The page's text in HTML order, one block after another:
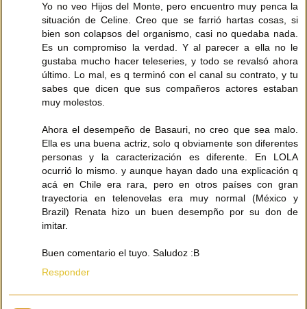
Yo no veo Hijos del Monte, pero encuentro muy penca la
situación de Celine. Creo que se farrió hartas cosas, si
bien son colapsos del organismo, casi no quedaba nada.
Es un compromiso la verdad. Y al parecer a ella no le
gustaba mucho hacer teleseries, y todo se revalsó ahora
último. Lo mal, es q terminó con el canal su contrato, y tu
sabes que dicen que sus compañeros actores estaban
muy molestos.
Ahora el desempeño de Basauri, no creo que sea malo.
Ella es una buena actriz, solo q obviamente son diferentes
personas y la caracterización es diferente. En LOLA
ocurrió lo mismo. y aunque hayan dado una explicación q
acá en Chile era rara, pero en otros países con gran
trayectoria en telenovelas era muy normal (México y
Brazil) Renata hizo un buen desempño por su don de
imitar.
Buen comentario el tuyo. Saludoz :B
Responder